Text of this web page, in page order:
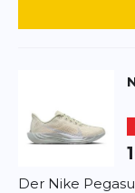
Dieses Formular ist
Google.
Der Nike